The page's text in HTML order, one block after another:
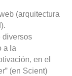
(arquitectura
diversos
a la
en el
(en Scient)